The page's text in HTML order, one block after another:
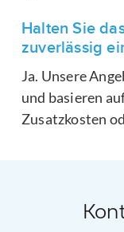
Halten Sie
zuverlässig
Ja. Unsere
und basieren
Zusatzkosten